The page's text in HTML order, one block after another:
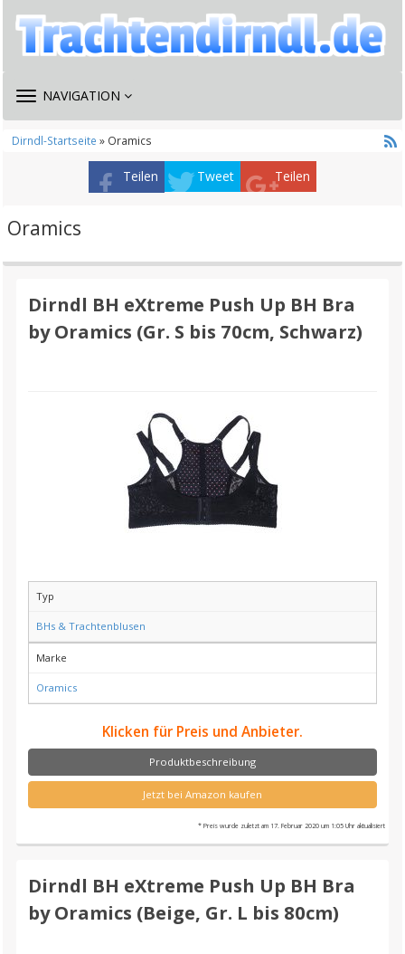
TOGGLE
NAVIGATION
Dirndl-Startseite » Oramics
Teilen Tweet Teilen
Oramics
Dirndl BH eXtreme Push Up BH Bra
by Oramics (Gr. S bis 70cm, Schwarz)
Typ
BHs & Trachtenblusen
Marke
Oramics
Klicken für Preis und Anbieter.
Produktbeschreibung
Jetzt bei Amazon kaufen
* Preis wurde zuletzt am 17. Februar 2020 um 1:05 Uhr aktualisiert
Dirndl BH eXtreme Push Up BH Bra
by Oramics (Beige, Gr. L bis 80cm)